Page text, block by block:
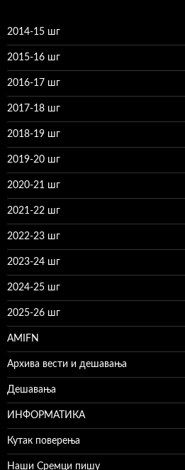
2014-15 шг
2015-16 шг
2016-17 шг
2017-18 шг
2018-19 шг
2019-20 шг
2020-21 шг
2021-22 шг
2022-23 шг
2023-24 шг
2024-25 шг
2025-26 шг
AMIFN
Архива вести и дешавања
Дешавања
ИНФОРМАТИКА
Кутак поверења
Наши Сремци пишу